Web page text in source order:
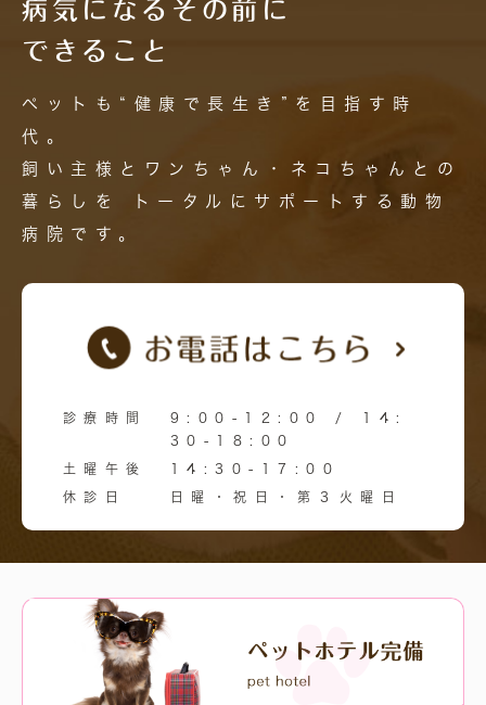
病気になるその前に
できること
ペットも“健康で長生き”を目指す時
代。
飼い主様とワンちゃん・ネコちゃんとの
暮らしを
トータルにサポートする動物
病院です。
診療時間
9:00-12:00 / 14:
30-18:00
土曜午後 14:30-17:00
休診日 日曜・祝日・第３火曜日